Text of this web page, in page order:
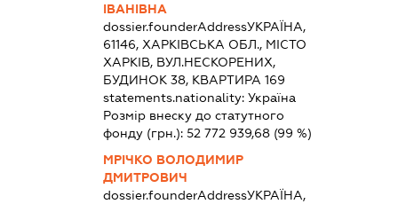
ІВАНІВНА
dossier.founderAddressУКРАЇНА,
61146, ХАРКІВСЬКА ОБЛ., МІСТО
ХАРКІВ, ВУЛ.НЕСКОРЕНИХ,
БУДИНОК 38, КВАРТИРА 169
statements.nationality:Україна
Розмір внеску до статутного
фонду (грн.):52 772 939,68 (99 %)
МРІЧКО ВОЛОДИМИР
ДМИТРОВИЧ
dossier.founderAddressУКРАЇНА,